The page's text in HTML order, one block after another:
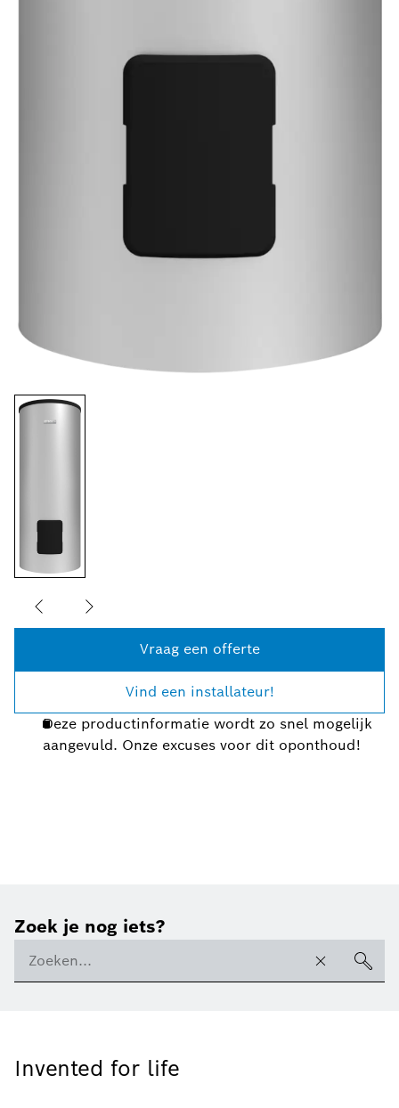
Vraag een offerte
Vind een installateur!
Deze productinformatie wordt zo snel mogelijk
aangevuld. Onze excuses voor dit oponthoud!
Zoek je nog iets?
Invented for life